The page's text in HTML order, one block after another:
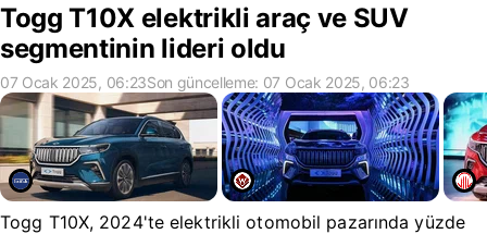
Togg T10X elektrikli araç ve SUV
segmentinin lideri oldu
07 Ocak 2025, 06:23Son güncelleme: 07 Ocak 2025, 06:23
Togg T10X, 2024'te elektrikli otomobil pazarında yüzde